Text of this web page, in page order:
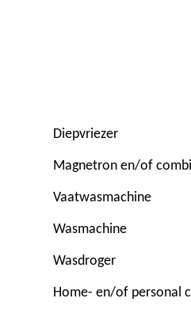
Diepvriezer
Magnetron en/of
Vaatwasmachine
Wasmachine
Wasdroger
Home- en/of personal